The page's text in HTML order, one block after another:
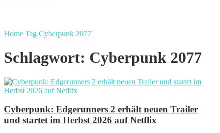
Home Tag Cyberpunk 2077
Schlagwort: Cyberpunk 2077
Cyberpunk: Edgerunners 2 erhält neuen Trailer
und startet im Herbst 2026 auf Netflix